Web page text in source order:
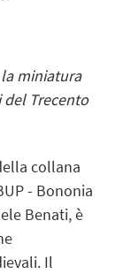
miniatura
Trecento
collana
- Bononia
Benati, è
Il